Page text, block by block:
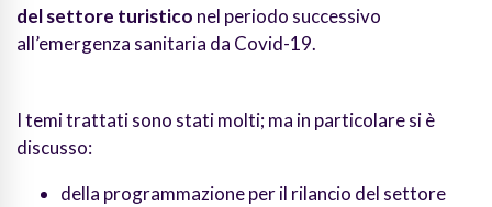
del settore turistico nel periodo successivo
all’emergenza sanitaria da Covid-19.
I temi trattati sono stati molti; ma in particolare si è
discusso:
della programmazione per il rilancio del settore